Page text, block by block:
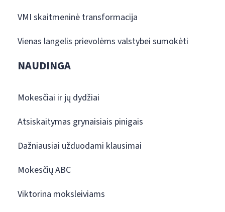
VMI skaitmeninė transformacija
Vienas langelis prievolėms valstybei sumokėti
NAUDINGA
Mokesčiai ir jų dydžiai
Atsiskaitymas grynaisiais pinigais
Dažniausiai užduodami klausimai
Mokesčių ABC
Viktorina moksleiviams